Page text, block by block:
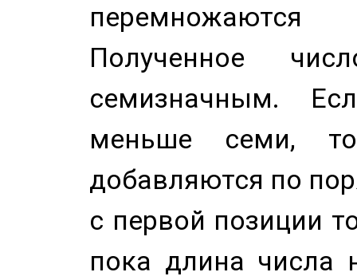
Полученное
семизначным.
меньше семи,
добавляются по
с первой позиции
пока длина числа